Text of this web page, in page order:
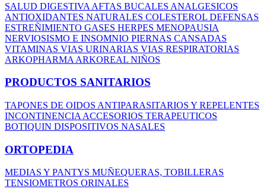
SALUD DIGESTIVA AFTAS BUCALES ANALGESICOS
ANTIOXIDANTES NATURALES COLESTEROL DEFENSAS
ESTREÑIMIENTO GASES HERPES MENOPAUSIA
NERVIOSISMO E INSOMNIO PIERNAS CANSADAS
VITAMINAS VIAS URINARIAS VIAS RESPIRATORIAS
ARKOPHARMA ARKOREAL NIÑOS
PRODUCTOS SANITARIOS
TAPONES DE OIDOS ANTIPARASITARIOS Y REPELENTES
INCONTINENCIA ACCESORIOS TERAPEUTICOS
BOTIQUIN DISPOSITIVOS NASALES
ORTOPEDIA
MEDIAS Y PANTYS MUÑEQUERAS, TOBILLERAS
TENSIOMETROS ORINALES